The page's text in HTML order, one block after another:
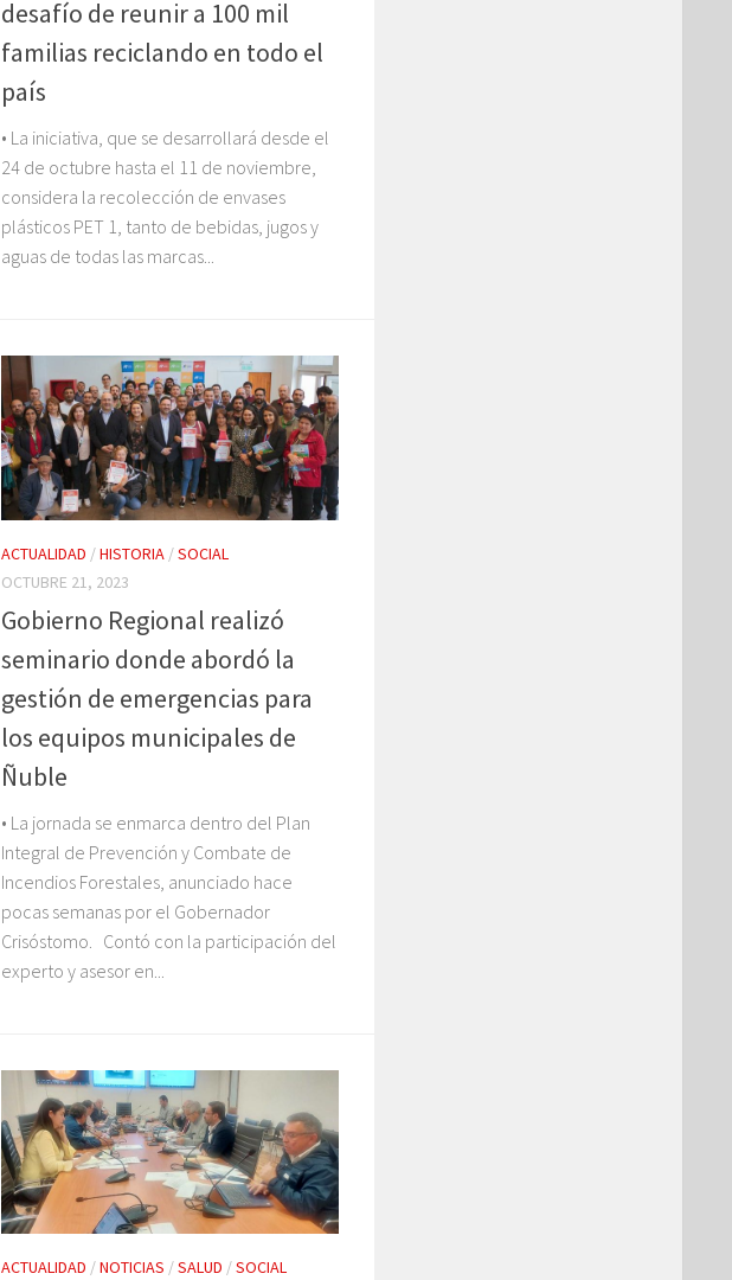
desafío de reunir a 100 mil
familias reciclando en todo el
país
• La iniciativa, que se desarrollará desde el
24 de octubre hasta el 11 de noviembre,
considera la recolección de envases
plásticos PET 1, tanto de bebidas, jugos y
aguas de todas las marcas...
ACTUALIDAD /HISTORIA /SOCIAL
OCTUBRE 21, 2023
Gobierno Regional realizó
seminario donde abordó la
gestión de emergencias para
los equipos municipales de
Ñuble
• La jornada se enmarca dentro del Plan
Integral de Prevención y Combate de
Incendios Forestales, anunciado hace
pocas semanas por el Gobernador
Crisóstomo. Contó con la participación del
experto y asesor en...
ACTUALIDAD /NOTICIAS /SALUD /SOCIAL